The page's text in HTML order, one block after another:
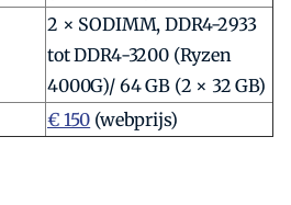
2 × SODIMM, DDR4-2933
tot DDR4-3200 (Ryzen
4000G)/ 64 GB (2 × 32 GB)
€ 150 (webprijs)